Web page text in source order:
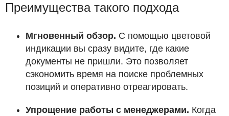
Преимущества такого подхода
Мгновенный обзор. С помощью цветовой
индикации вы сразу видите, где какие
документы не пришли. Это позволяет
сэкономить время на поиске проблемных
позиций и оперативно отреагировать.
Упрощение работы с менеджерами. Когда